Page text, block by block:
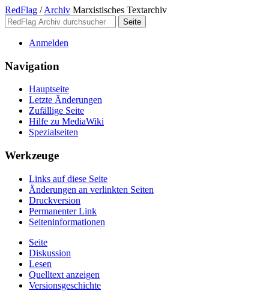
RedFlag / Archiv Marxistisches Textarchiv
Anmelden
Navigation
Hauptseite
Letzte Änderungen
Zufällige Seite
Hilfe zu MediaWiki
Spezialseiten
Werkzeuge
Links auf diese Seite
Änderungen an verlinkten Seiten
Druckversion
Permanenter Link
Seiten­­informationen
Seite
Diskussion
Lesen
Quelltext anzeigen
Versionsgeschichte